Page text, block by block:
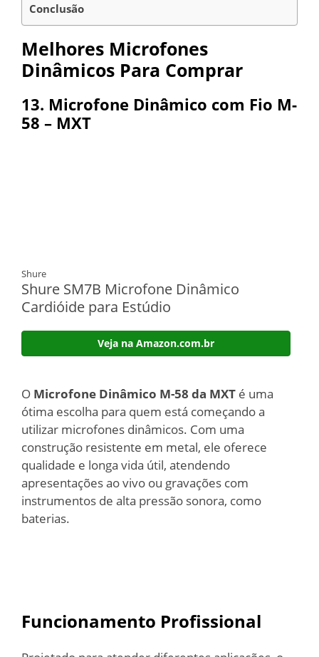
Conclusão
Melhores Microfones
Dinâmicos Para Comprar
13. Microfone Dinâmico com Fio M-
58 – MXT
Shure
Shure SM7B Microfone Dinâmico
Cardióide para Estúdio
Veja na Amazon.com.br
O Microfone Dinâmico M-58 da MXT é uma
ótima escolha para quem está começando a
utilizar microfones dinâmicos. Com uma
construção resistente em metal, ele oferece
qualidade e longa vida útil, atendendo
apresentações ao vivo ou gravações com
instrumentos de alta pressão sonora, como
baterias.
Funcionamento Profissional